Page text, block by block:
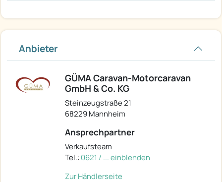
Anbieter
GÜMA Caravan-Motorcaravan
GmbH & Co. KG
Steinzeugstraße 21
68229 Mannheim
Ansprechpartner
Verkaufsteam
Tel.: 0621 / ... einblenden
Zur Händlerseite